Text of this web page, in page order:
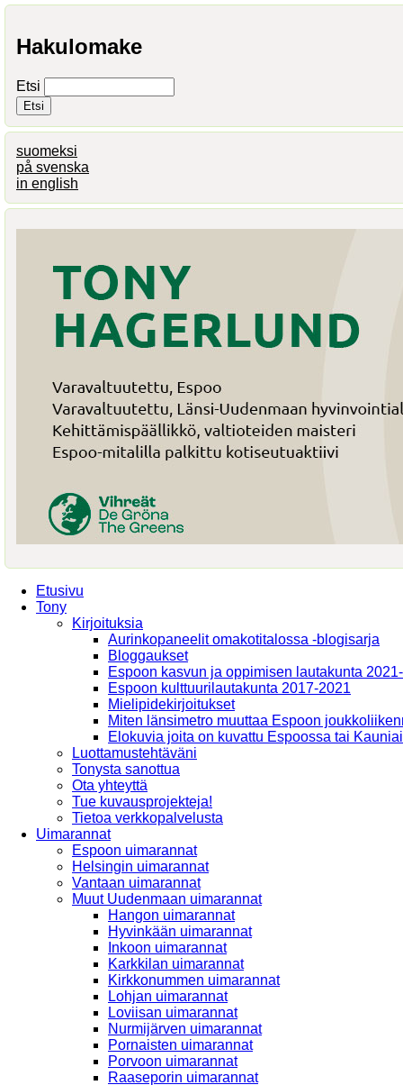
Hakulomake
Etsi
suomeksi
på svenska
in english
Etusivu
Tony
Kirjoituksia
Aurinkopaneelit omakotitalossa -blogisarja
Bloggaukset
Espoon kasvun ja oppimisen lautakunta
Espoon kulttuurilautakunta 2017-2021
Mielipidekirjoitukset
Miten länsimetro muuttaa Espoon
Elokuvia joita on kuvattu Espoossa tai
Luottamustehtäväni
Tonysta sanottua
Ota yhteyttä
Tue kuvausprojekteja!
Tietoa verkkopalvelusta
Uimarannat
Espoon uimarannat
Helsingin uimarannat
Vantaan uimarannat
Muut Uudenmaan uimarannat
Hangon uimarannat
Hyvinkään uimarannat
Inkoon uimarannat
Karkkilan uimarannat
Kirkkonummen uimarannat
Lohjan uimarannat
Loviisan uimarannat
Nurmijärven uimarannat
Pornaisten uimarannat
Porvoon uimarannat
Raaseporin uimarannat